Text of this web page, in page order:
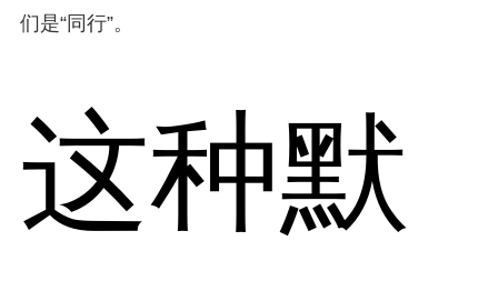
们是“同行”。
这种默